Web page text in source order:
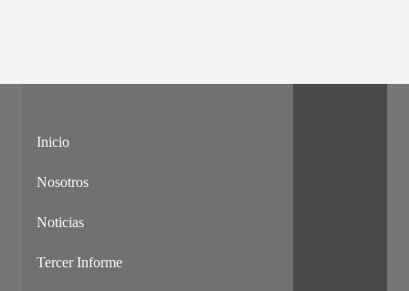
Inicio
Nosotros
Noticias
Tercer Informe